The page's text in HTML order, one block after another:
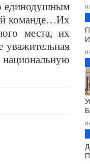
единодушным
команде…Их
места, их
уважительная